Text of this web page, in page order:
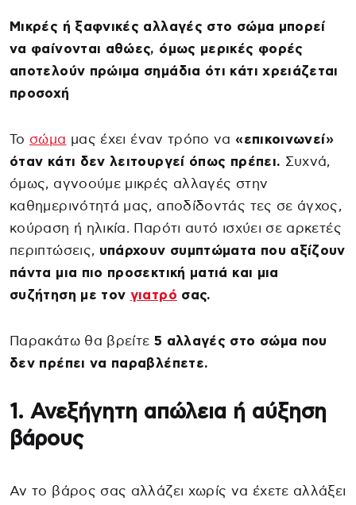
Μικρές ή ξαφνικές αλλαγές στο σώμα μπορεί
να φαίνονται αθώες, όμως μερικές φορές
αποτελούν πρώιμα σημάδια ότι κάτι χρειάζεται
προσοχή
Το σώμα μας έχει έναν τρόπο να«επικοινωνεί»
όταν κάτι δεν λειτουργεί όπως πρέπει. Συχνά,
όμως, αγνοούμε μικρές αλλαγές στην
καθημερινότητά μας, αποδίδοντάς τες σε άγχος,
κούραση ή ηλικία. Παρότι αυτό ισχύει σε αρκετές
περιπτώσεις, υπάρχουν συμπτώματα που αξίζουν
πάντα μια πιο προσεκτική ματιά και μια
συζήτηση με τον γιατρό σας.
Παρακάτω θα βρείτε 5 αλλαγές στο σώμα που
δεν πρέπει να παραβλέπετε.
1. Ανεξήγητη απώλεια ή αύξηση
βάρους
Αν το βάρος σας αλλάζει χωρίς να έχετε αλλάξει